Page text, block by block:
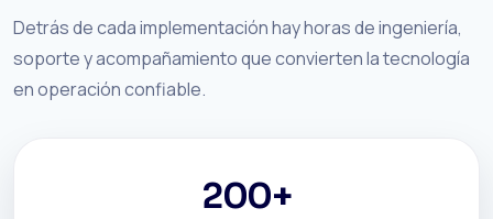
Detrás de cada implementación hay horas de ingeniería,
soporte y acompañamiento que convierten la tecnología
en operación confiable.
200+